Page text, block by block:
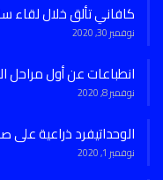
كافاني تألق خلال لقاء
نوفمبر 30, 2020
انطباعات عن أول مراحل
نوفمبر 8, 2020
الوحداتيفرد ذراعية على
نوفمبر 1, 2020